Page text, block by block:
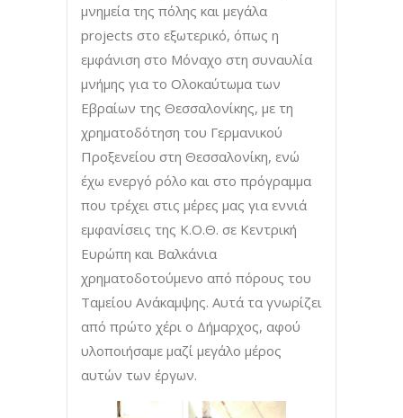
μνημεία της πόλης και μεγάλα
projects στο εξωτερικό, όπως η
εμφάνιση στο Μόναχο στη συναυλία
μνήμης για το Ολοκαύτωμα των
Εβραίων της Θεσσαλονίκης, με τη
χρηματοδότηση του Γερμανικού
Προξενείου στη Θεσσαλονίκη, ενώ
έχω ενεργό ρόλο και στο πρόγραμμα
που τρέχει στις μέρες μας για εννιά
εμφανίσεις της Κ.Ο.Θ. σε Κεντρική
Ευρώπη και Βαλκάνια
χρηματοδοτούμενο από πόρους του
Ταμείου Ανάκαμψης. Αυτά τα γνωρίζει
από πρώτο χέρι ο Δήμαρχος, αφού
υλοποιήσαμε μαζί μεγάλο μέρος
αυτών των έργων.